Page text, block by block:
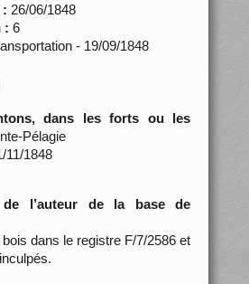
: 26/06/1848
: 6
- 19/09/1848
dans les forts ou les
Pélagie
11/1848
de l’auteur de la base de
dans le registre F/7/2586 et